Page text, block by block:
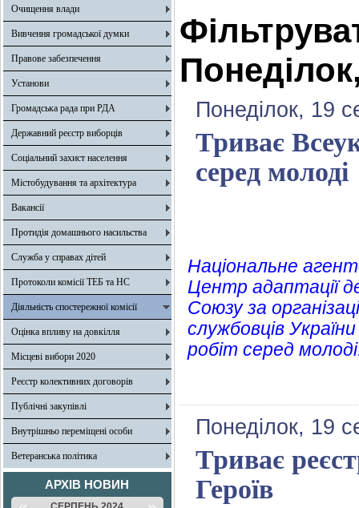
Очищення влади
Вивчення громадської думки
Правове забезпечення
Установи
Громадська рада при РДА
Державний реєстр виборців
Соціальний захист населення
Містобудування та архітектура
Вакансії
Протидія домашнього насильства
Служба у справах дітей
Протоколи комісії ТЕБ та НС
Діяльність спостережної комісії
Оцінка впливу на довкілля
Місцеві вибори 2020
Реєстр колективних договорів
Публічні закупівлі
Внутрішньо переміщені особи
Ветеранська політика
АРХІВ НОВИН
Понеділок, 19
Триває
серед молоді
Національне
Центр адаптації
Союзу за
службовців
робіт серед
Понеділок, 19
Триває
Героїв